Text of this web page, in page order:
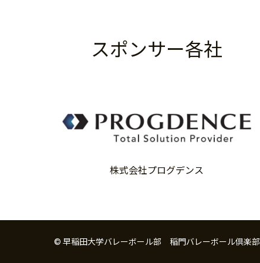
スポンサー各社
株式会社プログデンス
© 早稲田大学バレーボール部 稲門バレーボール倶楽部